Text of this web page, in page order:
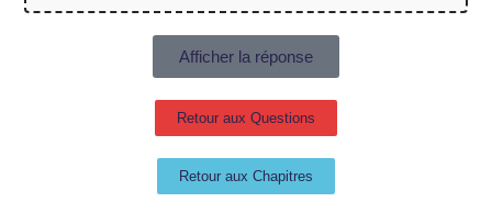
Afficher la réponse
Retour aux Questions
Retour aux Chapitres